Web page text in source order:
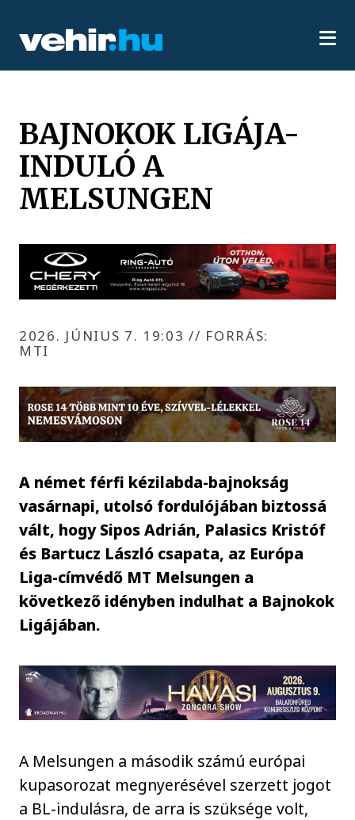
BAJNOKOK LIGÁJA-
INDULÓ A
MELSUNGEN
2026. JÚNIUS 7. 19:03// FORRÁS:
MTI
A német férfi kézilabda-bajnokság
vasárnapi, utolsó fordulójában biztossá
vált, hogy Sipos Adrián, Palasics Kristóf
és Bartucz László csapata, az Európa
Liga-címvédő MT Melsungen a
következő idényben indulhat a Bajnokok
Ligájában.
A Melsungen a második számú európai
kupasorozat megnyerésével szerzett jogot
a BL-indulásra, de arra is szüksége volt,